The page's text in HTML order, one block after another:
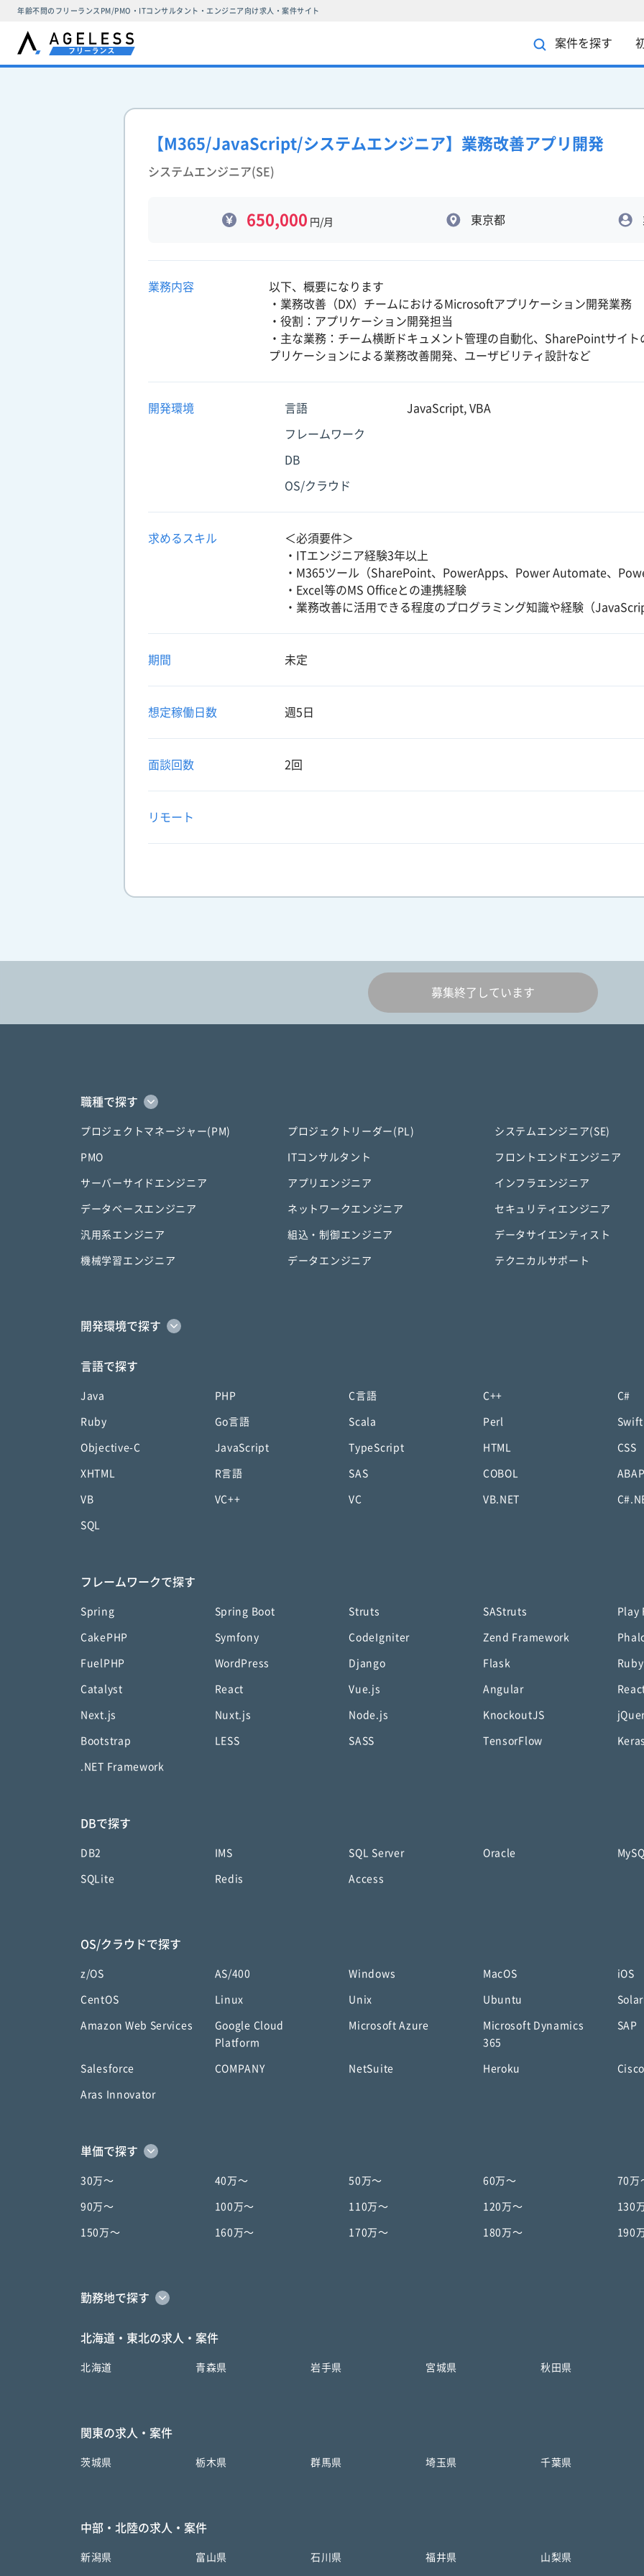
年齢不問のフリーランスPM/PMO・ITコンサルタント・エンジニア向け求人・案件サイト
案件を探す
【M365/JavaScript/システムエンジニア】業務改善アプリ開発
システムエンジニア(SE)
650,000 円/月 東京都
業務内容
以下、概要になります
・業務改善（DX）チームにおけるMicrosoftアプリケーション開発業務
・役割：アプリケーション開発担当
・主な業務：チーム横断ドキュメント管理の自動化、SharePointサイ
プリケーションによる業務改善開発、ユーザビリティ設計など
開発環境 言語 JavaScript, VBA
フレームワーク
DB
OS/クラウド
求めるスキル
＜必須要件＞
・ITエンジニア経験3年以上
・M365ツール（SharePoint、PowerApps、Power Automate、
・Excel等のMS Officeとの連携経験
・業務改善に活用できる程度のプログラミング知識や経験（
期間 未定
想定稼働日数 週5日
面談回数 2回
リモート
募集終了しています
職種で探す
プロジェクトマネージャー(PM) プロジェクトリーダー(PL) システムエンジニア(SE)
PMO ITコンサルタント フロントエンドエンジニア
サーバーサイドエンジニア アプリエンジニア インフラエンジニア
データベースエンジニア ネットワークエンジニア セキュリティエンジニア
汎用系エンジニア 組込・制御エンジニア データサイエンティスト
機械学習エンジニア データエンジニア テクニカルサポート
開発環境で探す
言語で探す
Java PHP C言語 C++ C#
Ruby Go言語 Scala Perl Swift
Objective-C JavaScript TypeScript HTML CSS
XHTML R言語 SAS COBOL ABAP
VB VC++ VC VB.NET
SQL
フレームワークで探す
Spring Spring Boot Struts SAStruts Play
CakePHP Symfony CodeIgniter Zend Framework
FuelPHP WordPress Django Flask
Catalyst React Vue.js Angular
Next.js Nuxt.js Node.js KnockoutJS
Bootstrap LESS SASS TensorFlow Keras
.NET Framework
DBで探す
DB2 IMS SQL Server Oracle
SQLite Redis Access
OS/クラウドで探す
z/OS AS/400 Windows MacOS iOS
CentOS Linux Unix Ubuntu
Amazon Web Services
Google Cloud
Platform
Microsoft Azure
Microsoft Dynamics
365
SAP
Salesforce COMPANY NetSuite Heroku Cisco
Aras Innovator
単価で探す
30万〜 40万〜 50万〜 60万〜 70万
90万〜 100万〜 110万〜 120万〜 130
150万〜 160万〜 170万〜 180万〜 190
勤務地で探す
北海道・東北の求人・案件
北海道 青森県 岩手県 宮城県 秋田県
関東の求人・案件
茨城県 栃木県 群馬県 埼玉県 千葉県
中部・北陸の求人・案件
新潟県 富山県 石川県 福井県 山梨県